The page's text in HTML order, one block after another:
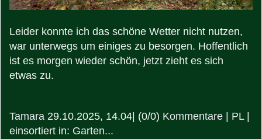
Leider konnte ich das schöne Wetter nicht nutzen,
war unterwegs um einiges zu besorgen. Hoffentlich
ist es morgen wieder schön, jetzt zieht es sich
etwas zu.
Tamara 29.10.2025, 14.04| (0/0) Kommentare | PL|
einsortiert in: Garten...